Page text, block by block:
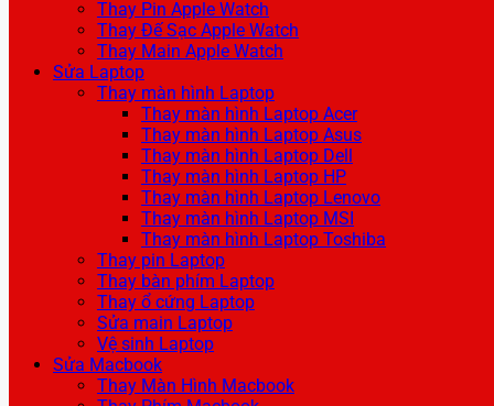
Thay Pin Apple Watch
Thay Đế Sạc Apple Watch
Thay Main Apple Watch
Sửa Laptop
Thay màn hình Laptop
Thay màn hình Laptop Acer
Thay màn hình Laptop Asus
Thay màn hình Laptop Dell
Thay màn hình Laptop HP
Thay màn hình Laptop Lenovo
Thay màn hình Laptop MSI
Thay màn hình Laptop Toshiba
Thay pin Laptop
Thay bàn phím Laptop
Thay ổ cứng Laptop
Sửa main Laptop
Vệ sinh Laptop
Sửa Macbook
Thay Màn Hình Macbook